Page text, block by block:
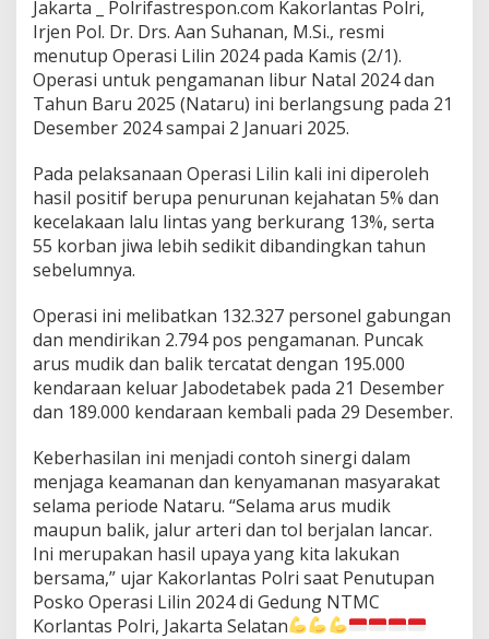
Jakarta _ Polrifastrespon.com Kakorlantas Polri,
Irjen Pol. Dr. Drs. Aan Suhanan, M.Si., resmi
menutup Operasi Lilin 2024 pada Kamis (2/1).
Operasi untuk pengamanan libur Natal 2024 dan
Tahun Baru 2025 (Nataru) ini berlangsung pada 21
Desember 2024 sampai 2 Januari 2025.
Pada pelaksanaan Operasi Lilin kali ini diperoleh
hasil positif berupa penurunan kejahatan 5% dan
kecelakaan lalu lintas yang berkurang 13%, serta
55 korban jiwa lebih sedikit dibandingkan tahun
sebelumnya.
Operasi ini melibatkan 132.327 personel gabungan
dan mendirikan 2.794 pos pengamanan. Puncak
arus mudik dan balik tercatat dengan 195.000
kendaraan keluar Jabodetabek pada 21 Desember
dan 189.000 kendaraan kembali pada 29 Desember.
Keberhasilan ini menjadi contoh sinergi dalam
menjaga keamanan dan kenyamanan masyarakat
selama periode Nataru. “Selama arus mudik
maupun balik, jalur arteri dan tol berjalan lancar.
Ini merupakan hasil upaya yang kita lakukan
bersama,” ujar Kakorlantas Polri saat Penutupan
Posko Operasi Lilin 2024 di Gedung NTMC
Korlantas Polri, Jakarta Selatan